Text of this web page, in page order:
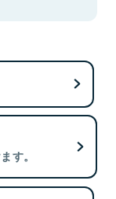
す。